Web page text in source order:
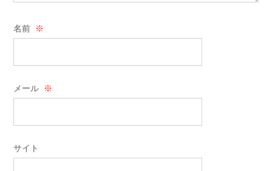
名前 ※
メール ※
サイト